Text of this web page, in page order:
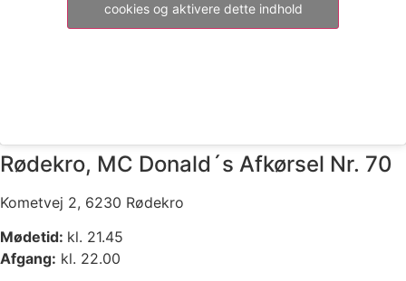
cookies og aktivere dette indhold
Rødekro, MC Donald´s Afkørsel Nr. 70
Kometvej 2, 6230 Rødekro
Mødetid: kl. 21.45
Afgang: kl. 22.00